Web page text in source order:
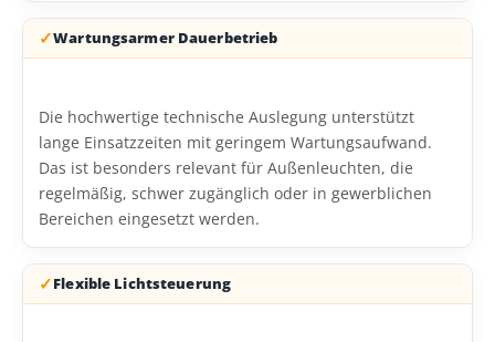
Wartungsarmer Dauerbetrieb
Die hochwertige technische Auslegung unterstützt
lange Einsatzzeiten mit geringem Wartungsaufwand.
Das ist besonders relevant für Außenleuchten, die
regelmäßig, schwer zugänglich oder in gewerblichen
Bereichen eingesetzt werden.
Flexible Lichtsteuerung